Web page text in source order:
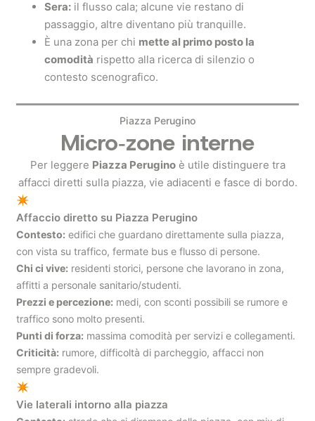
Sera: il flusso cala; alcune vie restano di
passaggio, altre diventano più tranquille.
È una zona per chi mette al primo posto la
comodità rispetto alla ricerca di silenzio o
contesto scenografico.
Piazza Perugino
Micro‑zone interne
Per leggere Piazza Peruginoè utile distinguere tra
affacci diretti sulla piazza, vie adiacenti e fasce di bordo.
✴
Affaccio diretto su Piazza Perugino
Contesto: edifici che guardano direttamente sulla piazza,
con vista su traffico, fermate bus e flusso di persone.
Chi ci vive: residenti storici, persone che lavorano in zona,
affitti a personale sanitario/studenti.
Prezzi e percezione: medi, con sconti possibili se rumore e
traffico sono molto presenti.
Punti di forza: massima comodità per servizi e collegamenti.
Criticità: rumore, difficoltà di parcheggio, affacci non
sempre gradevoli.
✴
Vie laterali intorno alla piazza